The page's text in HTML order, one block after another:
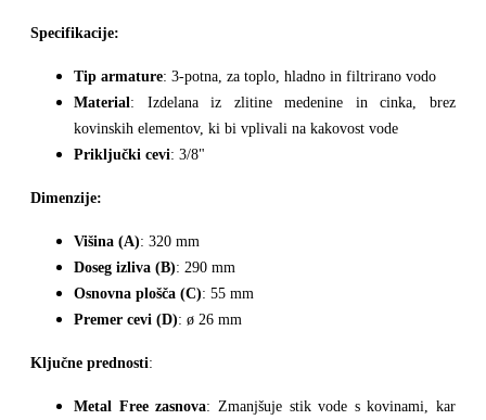
Specifikacije:
Tip armature: 3-potna, za toplo, hladno in filtrirano vodo
Material: Izdelana iz zlitine medenine in cinka, brez
kovinskih elementov, ki bi vplivali na kakovost vode
Priključki cevi: 3/8"
Dimenzije:
Višina (A): 320 mm
Doseg izliva (B): 290 mm
Osnovna plošča (C): 55 mm
Premer cevi (D): ø 26 mm
Ključne prednosti:
Metal Free zasnova: Zmanjšuje stik vode s kovinami, kar